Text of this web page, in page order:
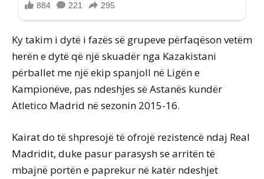
Ky takim i dytë i fazës së grupeve përfaqëson vetëm
herën e dytë që një skuadër nga Kazakistani
përballet me një ekip spanjoll në Ligën e
Kampionëve, pas ndeshjes së Astanës kundër
Atletico Madrid në sezonin 2015-16.
Kairat do të shpresojë të ofrojë rezistencë ndaj Real
Madridit, duke pasur parasysh se arritën të
mbajnë portën e paprekur në katër ndeshjet